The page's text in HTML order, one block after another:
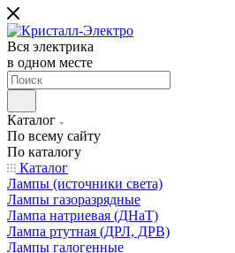
Вся электрика
в одном месте
Каталог
По всему сайту
По каталогу
Каталог
Лампы (источники света)
Лампы газоразрядные
Лампа натриевая (ДНаТ)
Лампа ртутная (ДРЛ, ДРВ)
Лампы галогенные